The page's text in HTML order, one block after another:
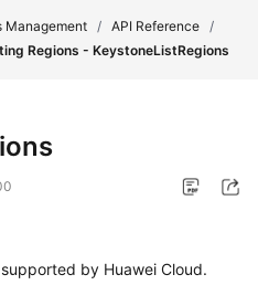
Management / API Reference /
Regions - KeystoneListRegions
by Huawei Cloud.